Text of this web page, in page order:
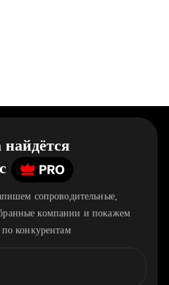
найдётся
c
сопроводительные,
компании и покажем
по конкурентам